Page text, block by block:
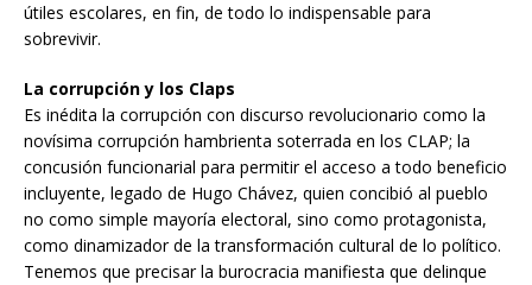
útiles escolares, en fin, de todo lo indispensable para
sobrevivir.
La corrupción y los Claps
Es inédita la corrupción con discurso revolucionario como la
novísima corrupción hambrienta soterrada en los CLAP; la
concusión funcionarial para permitir el acceso a todo beneficio
incluyente, legado de Hugo Chávez, quien concibió al pueblo
no como simple mayoría electoral, sino como protagonista,
como dinamizador de la transformación cultural de lo político.
Tenemos que precisar la burocracia manifiesta que delinque